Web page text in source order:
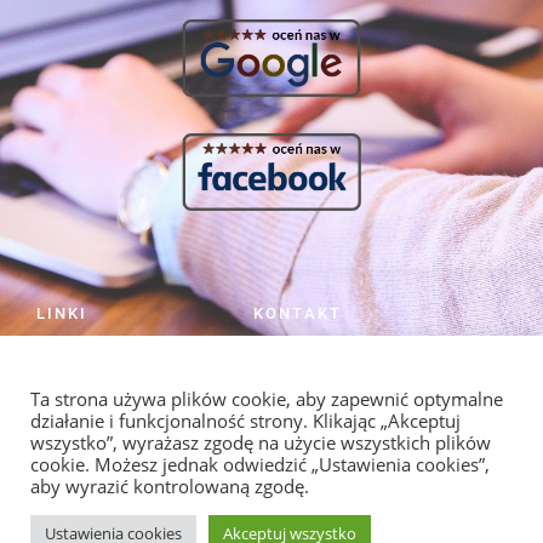
KONTAKT
Strzelców 19/5 Kraków
info@redagowanie-prac.pl
redagowanieprac.pl@gmail.com
Facebook/redagowaniepracpl
LINKI
Kontakt
Regulamin i polityka
prywatności
Ta strona używa plików cookie, aby zapewnić optymalne
działanie i funkcjonalność strony. Klikając „Akceptuj
wszystko”, wyrażasz zgodę na użycie wszystkich plików
cookie. Możesz jednak odwiedzić „Ustawienia cookies”,
aby wyrazić kontrolowaną zgodę.
Ustawienia cookies Akceptuj wszystko